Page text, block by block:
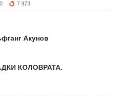
7 973
Акунов
КОЛОВРАТА.